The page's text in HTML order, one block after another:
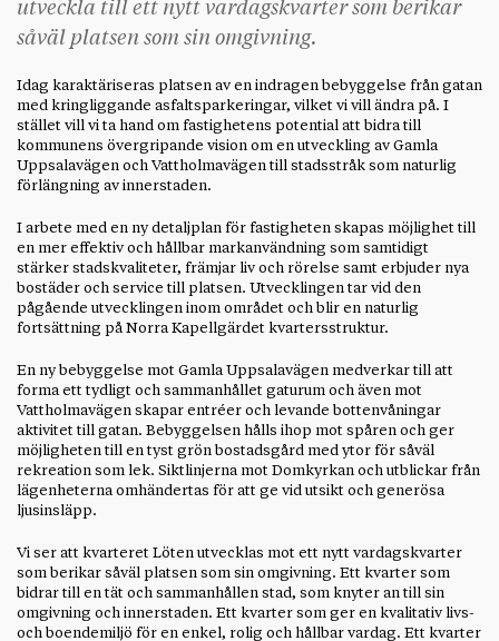
utveckla till ett nytt vardagskvarter som berikar
såväl platsen som sin omgivning.
Idag karaktäriseras platsen av en indragen bebyggelse från gatan
med kringliggande asfaltsparkeringar, vilket vi vill ändra på. I
stället vill vi ta hand om fastighetens potential att bidra till
kommunens övergripande vision om en utveckling av Gamla
Uppsalavägen och Vattholmavägen till stadsstråk som naturlig
förlängning av innerstaden.
I arbete med en ny detaljplan för fastigheten skapas möjlighet till
en mer effektiv och hållbar markanvändning som samtidigt
stärker stadskvaliteter, främjar liv och rörelse samt erbjuder nya
bostäder och service till platsen. Utvecklingen tar vid den
pågående utvecklingen inom området och blir en naturlig
fortsättning på Norra Kapellgärdet kvartersstruktur.
En ny bebyggelse mot Gamla Uppsalavägen medverkar till att
forma ett tydligt och sammanhållet gaturum och även mot
Vattholmavägen skapar entréer och levande bottenvåningar
aktivitet till gatan. Bebyggelsen hålls ihop mot spåren och ger
möjligheten till en tyst grön bostadsgård med ytor för såväl
rekreation som lek. Siktlinjerna mot Domkyrkan och utblickar från
lägenheterna omhändertas för att ge vid utsikt och generösa
ljusinsläpp.
Vi ser att kvarteret Löten utvecklas mot ett nytt vardagskvarter
som berikar såväl platsen som sin omgivning. Ett kvarter som
bidrar till en tät och sammanhållen stad, som knyter an till sin
omgivning och innerstaden. Ett kvarter som ger en kvalitativ livs-
och boendemiljö för en enkel, rolig och hållbar vardag. Ett kvarter